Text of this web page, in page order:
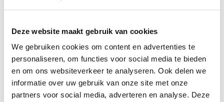
Deze website maakt gebruik van cookies
We gebruiken cookies om content en advertenties te
personaliseren, om functies voor social media te bieden
en om ons websiteverkeer te analyseren. Ook delen we
informatie over uw gebruik van onze site met onze
partners voor social media, adverteren en analyse. Deze
LEVELS - 3 Schuimballen + Opbergtas